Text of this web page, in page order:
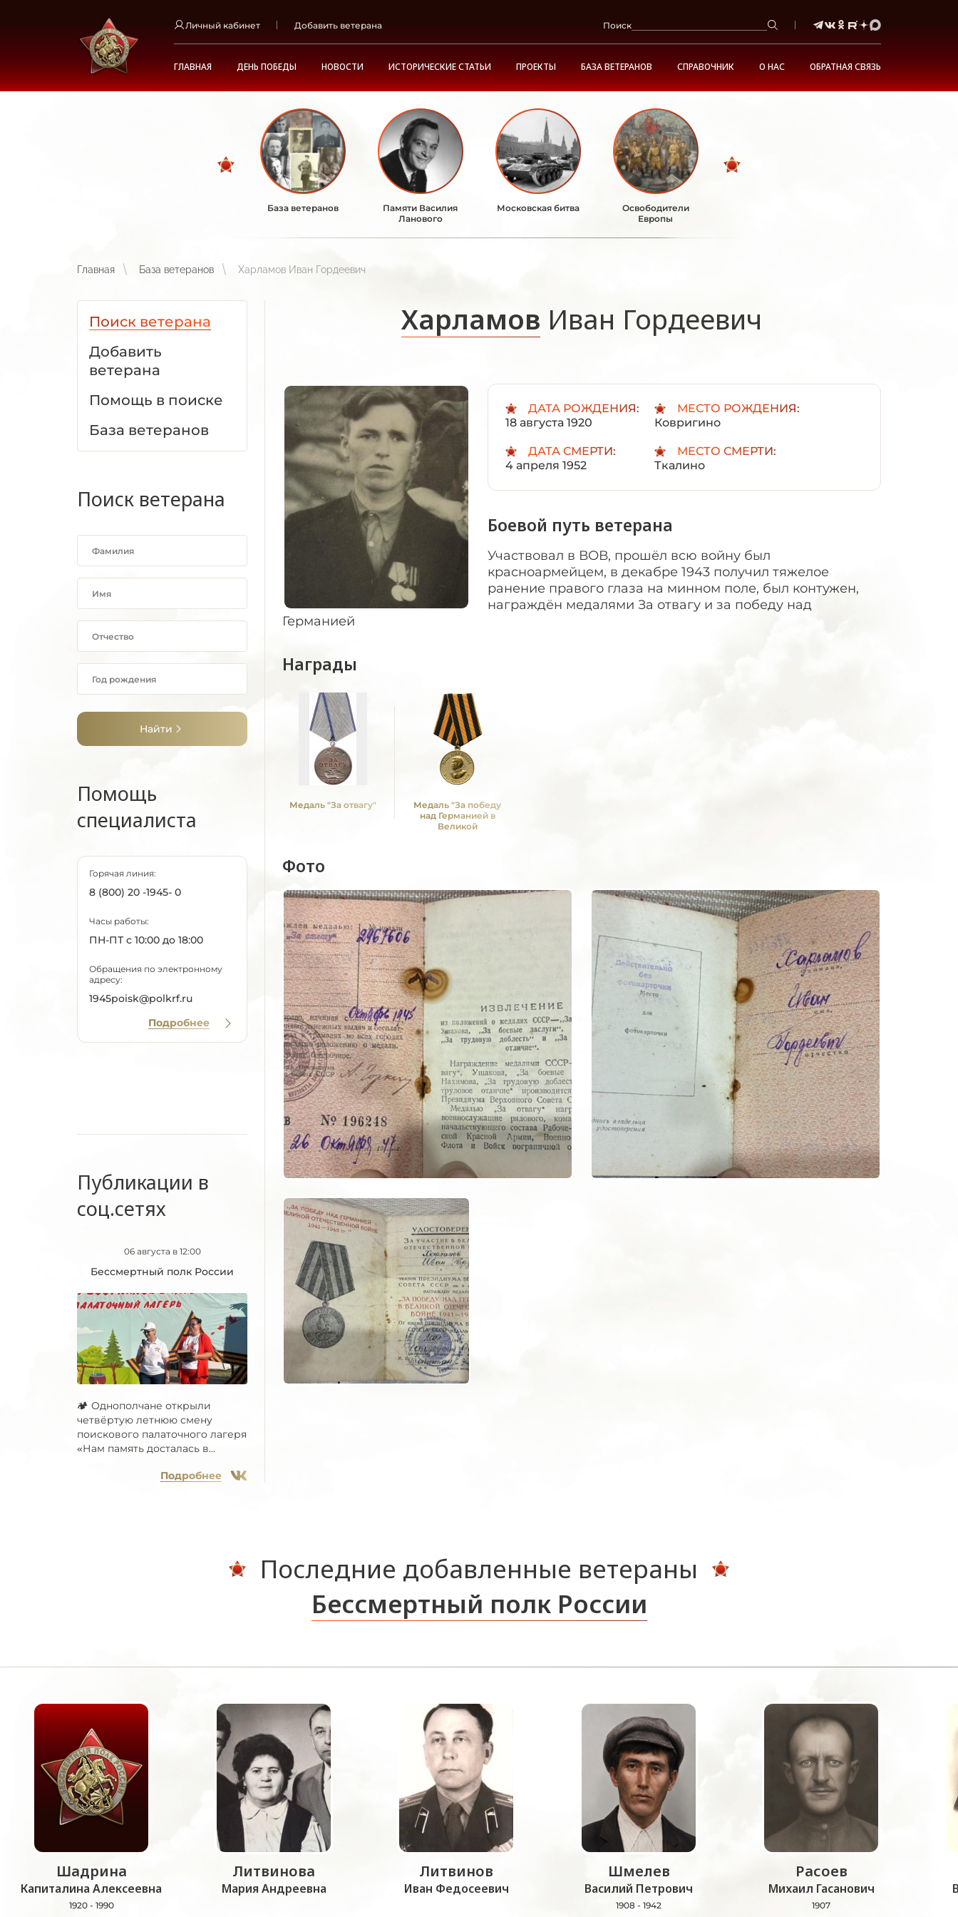
Личный кабинет Добавить ветерана Поиск
ГЛАВНАЯ ДЕНЬ ПОБЕДЫ НОВОСТИ ИСТОРИЧЕСКИЕ СТАТЬИ ПРОЕКТЫ БАЗА ВЕТЕРАНОВ СПРАВОЧНИК О НАС ОБРАТНАЯ СВЯЗЬ
База ветеранов
Памяти Василия
Ланового
Московская битва
Освободители
Европы
Главная База ветеранов Харламов Иван Гордеевич
Поиск ветерана
Добавить
ветерана
Помощь в поиске
База ветеранов
Поиск ветерана
Найти
Помощь
специалиста
Горячая линия:
8 (800) 20 -1945- 0
Часы работы:
ПН-ПТ с 10:00 до 18:00
Обращения по электронному
адресу:
1945poisk@polkrf.ru
Подробнее
Публикации в
соц.сетях
06 августа в 12:00
Бессмертный полк России
🏕 Однополчане открыли
четвёртую летнюю смену
поискового палаточного лагеря
«Нам память досталась в...
Подробнее
Харламов Иван Гордеевич
ДАТА РОЖДЕНИЯ:
18 августа 1920
МЕСТО РОЖДЕНИЯ:
Ковригино
ДАТА СМЕРТИ:
4 апреля 1952
МЕСТО СМЕРТИ:
Ткалино
Боевой путь ветерана
Участвовал в ВОВ, прошёл всю войну был
красноармейцем, в декабре 1943 получил тяжелое
ранение правого глаза на минном поле, был контужен,
награждён медалями За отвагу и за победу над
Германией
Награды
Медаль "За отвагу"
Медаль "За победу
над Германией в
Великой
Фото
Последние добавленные ветераны
Бессмертный полк России
Шадрина
Капиталина Алексеевна
1920 - 1990
Литвинова
Мария Андреевна
Литвинов
Иван Федосеевич
Шмелев
Василий Петрович
1908 - 1942
Расоев
Михаил Гасанович
1907